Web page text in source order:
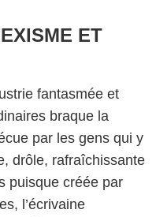
ET
fantasmée et
braque la
par les gens qui y
drôle, rafraîchissante
puisque créée par
l’écrivaine